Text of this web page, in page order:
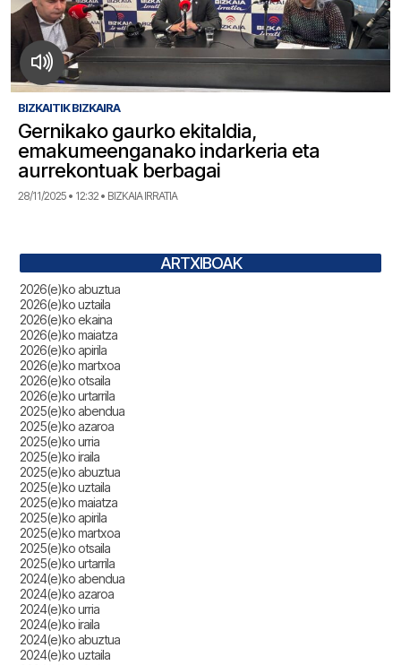
BIZKAITIK BIZKAIRA
Gernikako gaurko ekitaldia,
emakumeenganako indarkeria eta
aurrekontuak berbagai
28/11/2025 • 12:32 • BIZKAIA IRRATIA
ARTXIBOAK
2026(e)ko abuztua
2026(e)ko uztaila
2026(e)ko ekaina
2026(e)ko maiatza
2026(e)ko apirila
2026(e)ko martxoa
2026(e)ko otsaila
2026(e)ko urtarrila
2025(e)ko abendua
2025(e)ko azaroa
2025(e)ko urria
2025(e)ko iraila
2025(e)ko abuztua
2025(e)ko uztaila
2025(e)ko maiatza
2025(e)ko apirila
2025(e)ko martxoa
2025(e)ko otsaila
2025(e)ko urtarrila
2024(e)ko abendua
2024(e)ko azaroa
2024(e)ko urria
2024(e)ko iraila
2024(e)ko abuztua
2024(e)ko uztaila